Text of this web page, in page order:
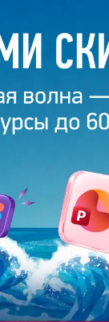
/ Презентация
336 -
ХОЧУ